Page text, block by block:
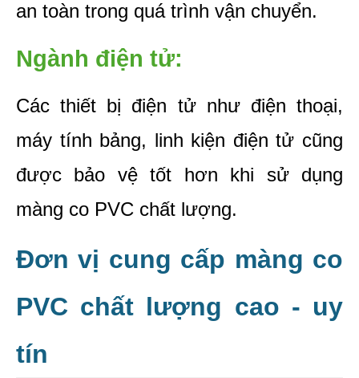
an toàn trong quá trình vận chuyển.
Ngành điện tử:
Các thiết bị điện tử như điện thoại,
máy tính bảng, linh kiện điện tử cũng
được bảo vệ tốt hơn khi sử dụng
màng co PVC chất lượng.
Đơn vị cung cấp màng co
PVC chất lượng cao - uy
tín